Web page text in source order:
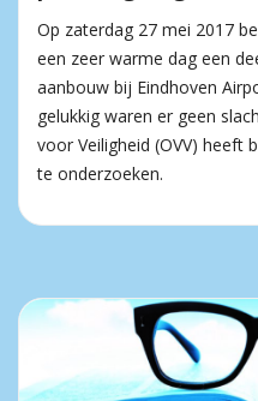
Op zaterdag 27 mei 2017
een zeer warme dag een
aanbouw bij Eindhoven
gelukkig waren er geen
voor Veiligheid (OVV) heeft
te onderzoeken.